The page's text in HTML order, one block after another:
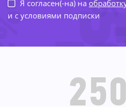
Я согласен(-на) на
и с условиями подписки-
-